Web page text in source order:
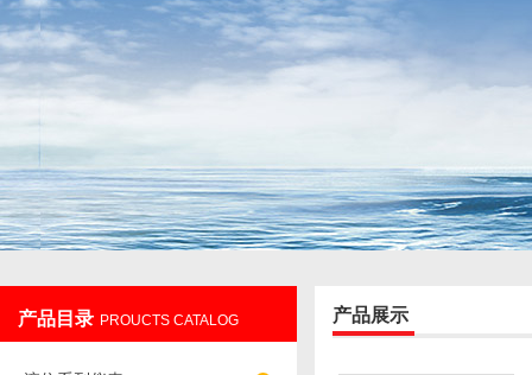
产品目录 PROUCTS CATALOG 产品展示